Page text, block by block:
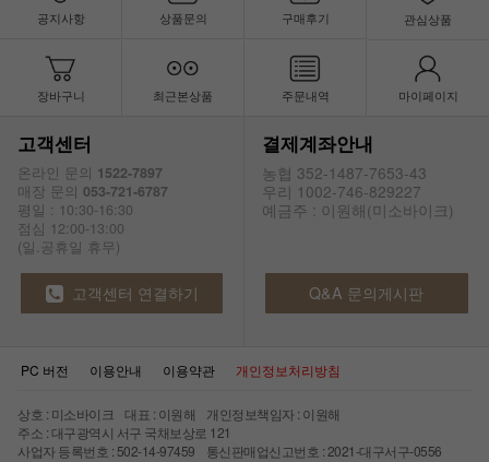
공지사항 상품문의 구매후기 관심상품
장바구니 최근본상품 주문내역 마이페이지
고객센터
온라인 문의 1522-7897
매장 문의 053-721-6787
평일 : 10:30-16:30
점심 12:00-13:00
(일.공휴일 휴무)
결제계좌안내
농협 352-1487-7653-43
우리 1002-746-829227
예금주 : 이원해(미소바이크)
고객센터 연결하기 Q&A 문의게시판
PC 버전 이용안내 이용약관 개인정보처리방침
상호 : 미소바이크 대표 : 이원해 개인정보책임자 : 이원해
주소 : 대구광역시 서구 국채보상로 121
사업자 등록번호 : 502-14-97459 통신판매업신고번호 : 2021-대구서구-0556